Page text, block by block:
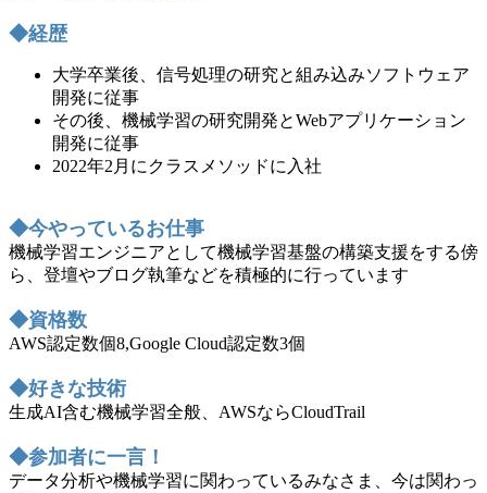
◆経歴
大学卒業後、信号処理の研究と組み込みソフトウェア
開発に従事
その後、機械学習の研究開発とWebアプリケーション
開発に従事
2022年2月にクラスメソッドに入社
◆今やっているお仕事
機械学習エンジニアとして機械学習基盤の構築支援をする傍
ら、登壇やブログ執筆などを積極的に行っています
◆資格数
AWS認定数個8,Google Cloud認定数3個
◆好きな技術
生成AI含む機械学習全般、AWSならCloudTrail
◆参加者に一言！
データ分析や機械学習に関わっているみなさま、今は関わっ